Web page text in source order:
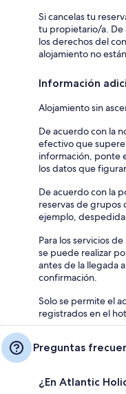
Si cancelas tu
tu propietario/a. De
los derechos del
alojamiento no
Información
Alojamiento sin
De acuerdo con la
efectivo que
información, ponte
los datos que
De acuerdo con la
reservas de grupos
ejemplo,
Para los servicios
se puede realizar
antes de la llegada
confirmación.
Solo se permite el
registrados en el
Preguntas
¿En Atlantic